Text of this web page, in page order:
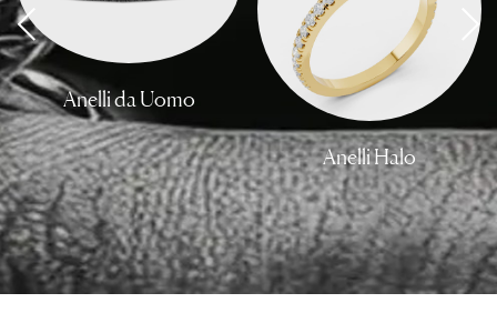
Anelli da Uomo
Anelli Halo